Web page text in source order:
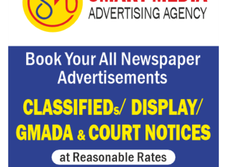
Hukamnama Sri Darbar Sahib, Amritsar – Punjabi Dunia